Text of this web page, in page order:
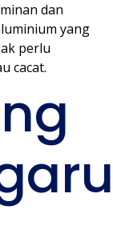
dan
yang
perlu
cacat.